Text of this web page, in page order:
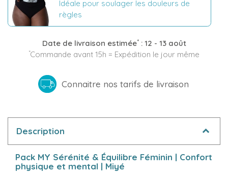
Idéale pour soulager les douleurs de
règles
Date de livraison estimée*: 12 - 13 août
*Commande avant 15h = Expédition le jour même
Connaitre nos tarifs de livraison
Description
Pack MY Sérénité & Équilibre Féminin | Confort
physique et mental | Miyé